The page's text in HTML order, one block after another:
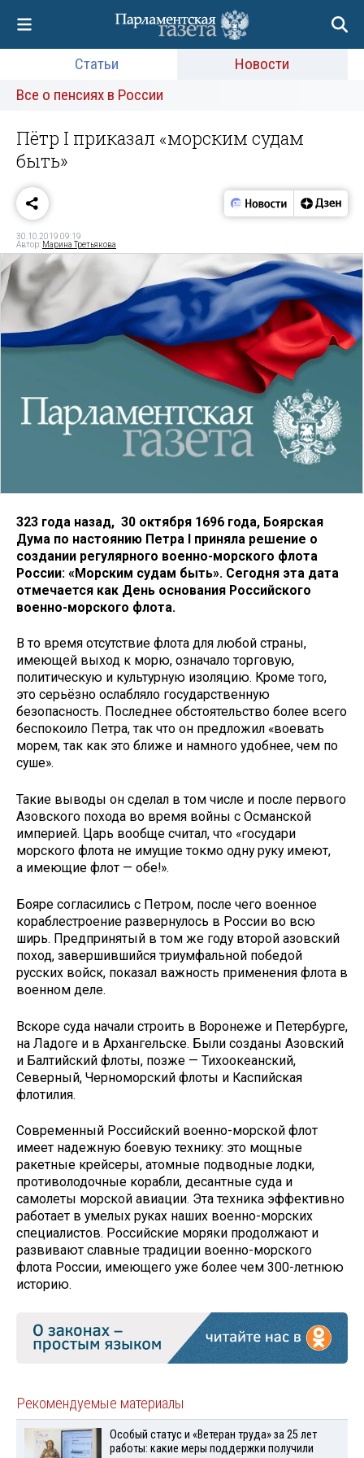
Статьи
Новости
Все о пенсиях в России
Пётр I приказал «морским судам
быть»
30.10.2019 09:19
Автор: Марина Третьякова
323 года назад, 30 октября 1696 года, Боярская
Дума по настоянию Петра I приняла решение о
создании регулярного военно-морского флота
России: «Морским судам быть». Сегодня эта дата
отмечается как День основания Российского
военно-морского флота.
В то время отсутствие флота для любой страны,
имеющей выход к морю, означало торговую,
политическую и культурную изоляцию. Кроме того,
это серьёзно ослабляло государственную
безопасность. Последнее обстоятельство более всего
беспокоило Петра, так что он предложил «воевать
морем, так как это ближе и намного удобнее, чем по
суше».
Такие выводы он сделал в том числе и после первого
Азовского похода во время войны с Османской
империей. Царь вообще считал, что «государи
морского флота не имущие токмо одну руку имеют,
а имеющие флот — обе!».
Бояре согласились с Петром, после чего военное
кораблестроение развернулось в России во всю
ширь. Предпринятый в том же году второй азовский
поход, завершившийся триумфальной победой
русских войск, показал важность применения флота в
военном деле.
Вскоре суда начали строить в Воронеже и Петербурге,
на Ладоге и в Архангельске. Были созданы Азовский
и Балтийский флоты, позже — Тихоокеанский,
Северный, Черноморский флоты и Каспийская
флотилия.
Современный Российский военно-морской флот
имеет надежную боевую технику: это мощные
ракетные крейсеры, атомные подводные лодки,
противолодочные корабли, десантные суда и
самолеты морской авиации. Эта техника эффективно
работает в умелых руках наших военно-морских
специалистов. Российские моряки продолжают и
развивают славные традиции военно-морского
флота России, имеющего уже более чем 300-летнюю
историю.
Рекомендуемые материалы
Особый статус и «Ветеран труда» за 25 лет
работы: какие меры поддержки получили